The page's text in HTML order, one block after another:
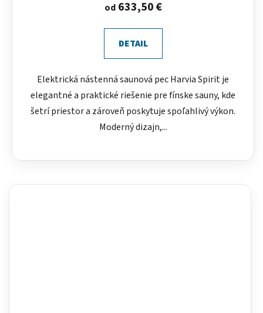
od633,50 €
DETAIL
Elektrická nástenná saunová pec Harvia Spirit je
elegantné a praktické riešenie pre fínske sauny, kde
šetrí priestor a zároveň poskytuje spoľahlivý výkon.
Moderný dizajn,...